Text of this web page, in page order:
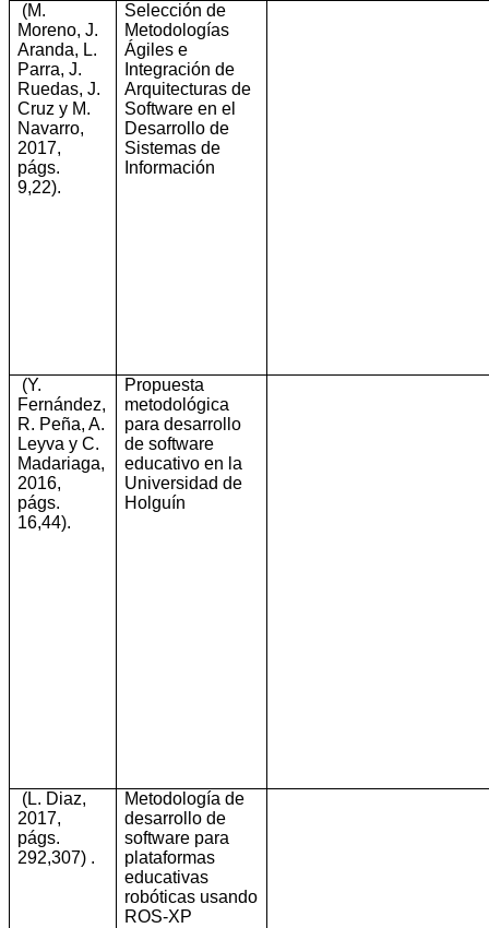
(M.
Moreno, J.
Aranda, L.
Parra, J.
Ruedas, J.
Cruz y M.
Navarro,
2017,
págs.
9,22).
Selección de
Metodologías
Ágiles e
Integración de
Arquitecturas de
Software en el
Desarrollo de
Sistemas de
Información
(Y.
Fernández,
R. Peña, A.
Leyva y C.
Madariaga,
2016,
págs.
16,44).
Propuesta
metodológica
para desarrollo
de software
educativo en la
Universidad de
Holguín
(L. Diaz,
2017,
págs.
292,307) .
Metodología de
desarrollo de
software para
plataformas
educativas
robóticas usando
ROS-XP